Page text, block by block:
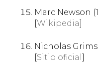
Marc Newson
[Wikipedia]
Nicholas
[Sitio oficial]